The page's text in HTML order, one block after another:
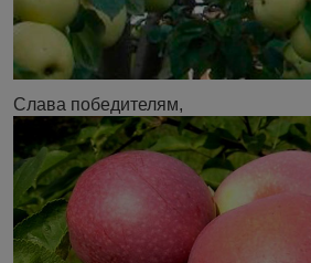
Слава победителям,